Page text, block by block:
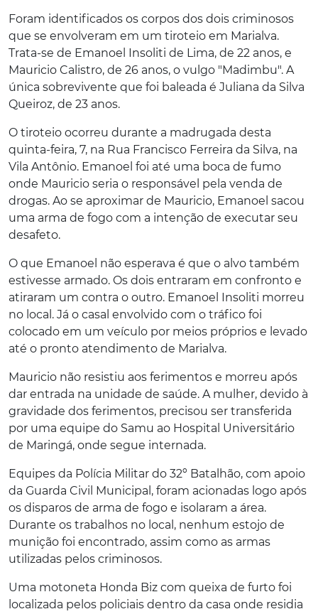
Foram identificados os corpos dos dois criminosos
que se envolveram em um tiroteio em Marialva.
Trata-se de Emanoel Insoliti de Lima, de 22 anos, e
Mauricio Calistro, de 26 anos, o vulgo "Madimbu". A
única sobrevivente que foi baleada é Juliana da Silva
Queiroz, de 23 anos.
O tiroteio ocorreu durante a madrugada desta
quinta-feira, 7, na Rua Francisco Ferreira da Silva, na
Vila Antônio. Emanoel foi até uma boca de fumo
onde Mauricio seria o responsável pela venda de
drogas. Ao se aproximar de Mauricio, Emanoel sacou
uma arma de fogo com a intenção de executar seu
desafeto.
O que Emanoel não esperava é que o alvo também
estivesse armado. Os dois entraram em confronto e
atiraram um contra o outro. Emanoel Insoliti morreu
no local. Já o casal envolvido com o tráfico foi
colocado em um veículo por meios próprios e levado
até o pronto atendimento de Marialva.
Mauricio não resistiu aos ferimentos e morreu após
dar entrada na unidade de saúde. A mulher, devido à
gravidade dos ferimentos, precisou ser transferida
por uma equipe do Samu ao Hospital Universitário
de Maringá, onde segue internada.
Equipes da Polícia Militar do 32º Batalhão, com apoio
da Guarda Civil Municipal, foram acionadas logo após
os disparos de arma de fogo e isolaram a área.
Durante os trabalhos no local, nenhum estojo de
munição foi encontrado, assim como as armas
utilizadas pelos criminosos.
Uma motoneta Honda Biz com queixa de furto foi
localizada pelos policiais dentro da casa onde residia